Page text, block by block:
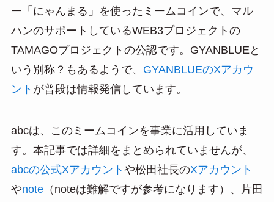
ー「にゃんまる」を使ったミームコインで、マル
ハンのサポートしているWEB3プロジェクトの
TAMAGOプロジェクトの公認です。GYANBLUEと
いう別称？もあるようで、 GYANBLUEのXアカウ
ント が普段は情報発信しています。
abcは、このミームコインを事業に活用していま
す。本記事では詳細をまとめられていませんが、
abcの公式Xアカウント や松田社長のXアカウント
やnote（noteは難解ですが参考になります）、片田